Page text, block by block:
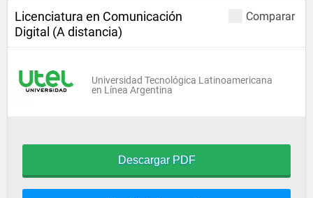
Comparar
Licenciatura en Comunicación
Digital (A distancia)
Universidad Tecnológica Latinoamericana
en Línea Argentina
Descargar PDF